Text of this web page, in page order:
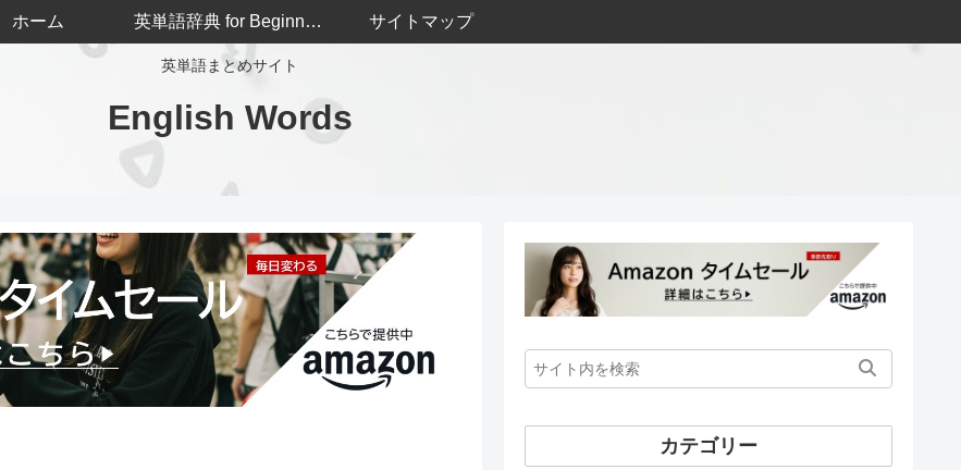
英単語まとめサイト
English Words
ホーム 英単語辞典 for Beginners サイトマップ
カテゴリー